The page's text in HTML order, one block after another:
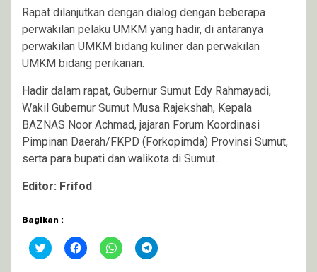
Rapat dilanjutkan dengan dialog dengan beberapa
perwakilan pelaku UMKM yang hadir, di antaranya
perwakilan UMKM bidang kuliner dan perwakilan
UMKM bidang perikanan.
Hadir dalam rapat, Gubernur Sumut Edy Rahmayadi,
Wakil Gubernur Sumut Musa Rajekshah, Kepala
BAZNAS Noor Achmad, jajaran Forum Koordinasi
Pimpinan Daerah/FKPD (Forkopimda) Provinsi Sumut,
serta para bupati dan walikota di Sumut.
Editor: Frifod
Bagikan :
Klik
untuk
Klik
untuk
Klik
untuk
Klik
untuk